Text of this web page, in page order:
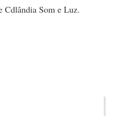
Cdlândia Som e Luz.